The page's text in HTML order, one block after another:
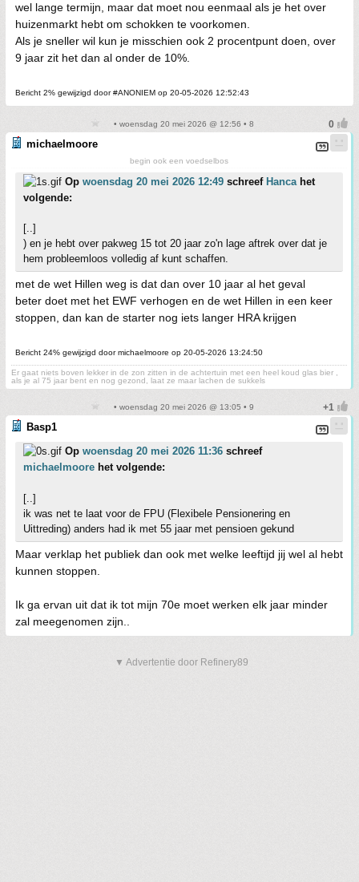
wel lange termijn, maar dat moet nou eenmaal als je het over
huizenmarkt hebt om schokken te voorkomen.
Als je sneller wil kun je misschien ook 2 procentpunt doen, over
9 jaar zit het dan al onder de 10%.
Bericht 2% gewijzigd door #ANONIEM op 20-05-2026 12:52:43
• woensdag 20 mei 2026 @ 12:56 • 8
michaelmoore
begin ook een voedselbos
Op woensdag 20 mei 2026 12:49 schreef Hanca het
volgende:
[..]
) en je hebt over pakweg 15 tot 20 jaar zo'n lage aftrek over dat je
hem probleemloos volledig af kunt schaffen.
met de wet Hillen weg is dat dan over 10 jaar al het geval
beter doet met het EWF verhogen en de wet Hillen in een keer
stoppen, dan kan de starter nog iets langer HRA krijgen
Bericht 24% gewijzigd door michaelmoore op 20-05-2026 13:24:50
Er gaat niets boven lekker in de zon zitten in de achtertuin met een heel koud glas bier ,
als je al 75 jaar bent en nog gezond, laat ze maar lachen de sukkels
• woensdag 20 mei 2026 @ 13:05 • 9
Basp1
Op woensdag 20 mei 2026 11:36 schreef
michaelmoore het volgende:
[..]
ik was net te laat voor de FPU (Flexibele Pensionering en
Uittreding) anders had ik met 55 jaar met pensioen gekund
Maar verklap het publiek dan ook met welke leeftijd jij wel al hebt
kunnen stoppen.
Ik ga ervan uit dat ik tot mijn 70e moet werken elk jaar minder
zal meegenomen zijn..
▼ Advertentie door Refinery89